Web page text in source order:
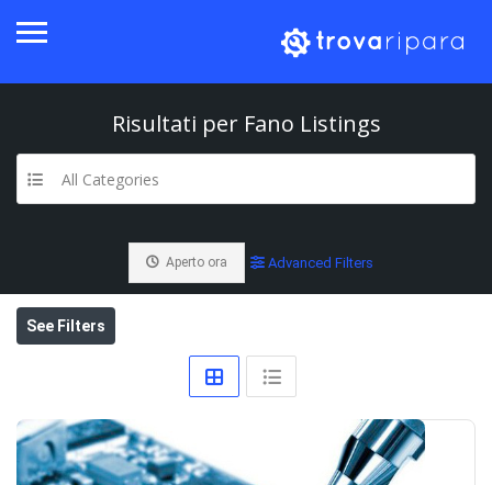
Risultati per Fano Listings
All Categories
Aperto ora Advanced Filters
See Filters